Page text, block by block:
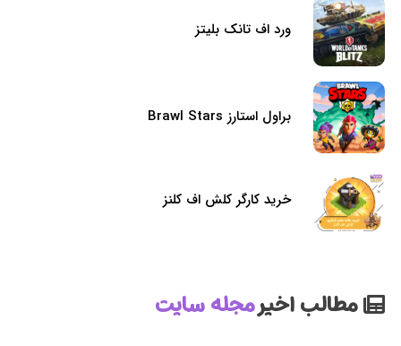
ورد اف تانک بلیتز
براول استارز Brawl Stars
خرید کارگر کلش اف کلنز
مطالب اخیرمجله سایت